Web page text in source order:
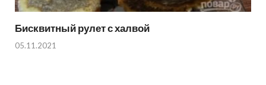
Бисквитный рулет с халвой
05.11.2021